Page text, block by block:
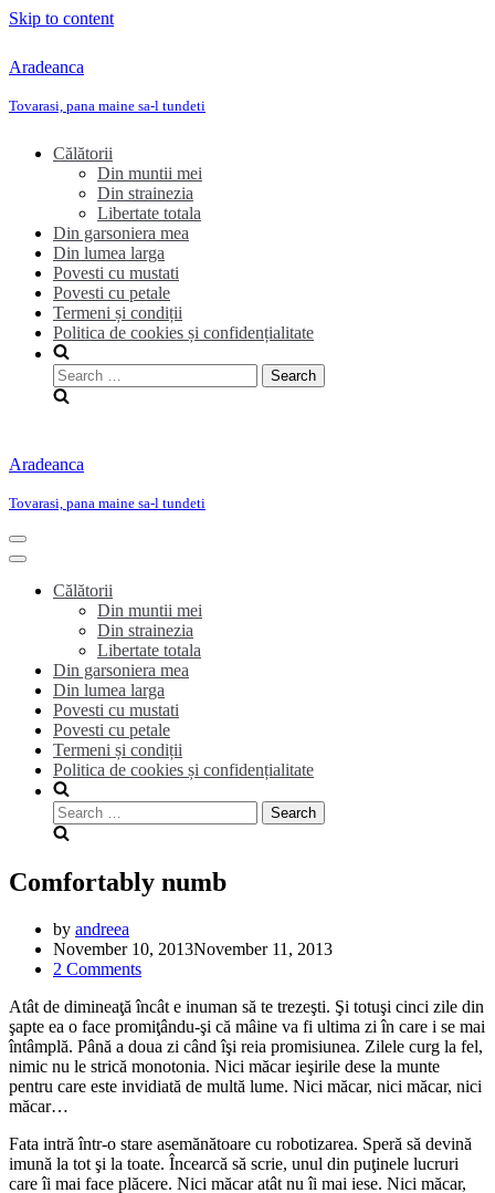
Skip to content
Aradeanca
Tovarasi, pana maine sa-l tundeti
Călătorii
Din muntii mei
Din strainezia
Libertate totala
Din garsoniera mea
Din lumea larga
Povesti cu mustati
Povesti cu petale
Termeni și condiții
Politica de cookies și confidențialitate
Search
for:
Aradeanca
Tovarasi, pana maine sa-l tundeti
Toggle
Navigation
Toggle
NavigationCălătorii
Din muntii mei
Din strainezia
Libertate totala
Din garsoniera mea
Din lumea larga
Povesti cu mustati
Povesti cu petale
Termeni și condiții
Politica de cookies și confidențialitate
Search
for:
Comfortably numb
by andreea
November 10, 2013November 11, 2013
2 Comments
Atât de dimineaţă încât e inuman să te trezeşti. Şi totuşi cinci zile din
şapte ea o face promiţându-şi că mâine va fi ultima zi în care i se mai
întâmplă. Până a doua zi când îşi reia promisiunea. Zilele curg la fel,
nimic nu le strică monotonia. Nici măcar ieşirile dese la munte
pentru care este invidiată de multă lume. Nici măcar, nici măcar, nici
măcar…
Fata intră într-o stare asemănătoare cu robotizarea. Speră să devină
imună la tot şi la toate. Încearcă să scrie, unul din puţinele lucruri
care îi mai face plăcere. Nici măcar atât nu îi mai iese. Nici măcar,